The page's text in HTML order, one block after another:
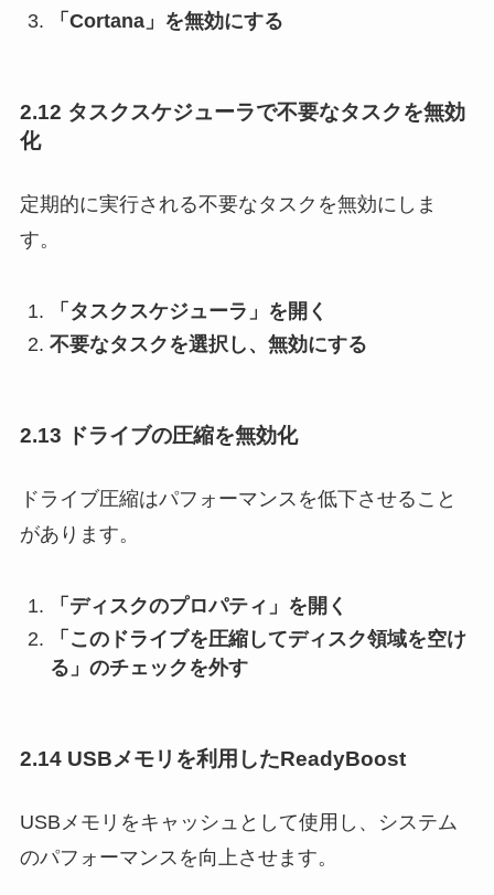
「Cortana」を無効にする
2.12 タスクスケジューラで不要なタスクを無効
化
定期的に実行される不要なタスクを無効にしま
す。
「タスクスケジューラ」を開く
不要なタスクを選択し、無効にする
2.13 ドライブの圧縮を無効化
ドライブ圧縮はパフォーマンスを低下させること
があります。
「ディスクのプロパティ」を開く
「このドライブを圧縮してディスク領域を空け
る」のチェックを外す
2.14 USBメモリを利用したReadyBoost
USBメモリをキャッシュとして使用し、システム
のパフォーマンスを向上させます。